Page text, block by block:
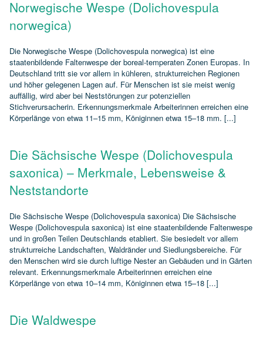
Norwegische Wespe (Dolichovespula
norwegica)
Die Norwegische Wespe (Dolichovespula norwegica) ist eine
staatenbildende Faltenwespe der boreal‑temperaten Zonen Europas. In
Deutschland tritt sie vor allem in kühleren, strukturreichen Regionen
und höher gelegenen Lagen auf. Für Menschen ist sie meist wenig
auffällig, wird aber bei Neststörungen zur potenziellen
Stichverursacherin. Erkennungsmerkmale Arbeiterinnen erreichen eine
Körperlänge von etwa 11–15 mm, Königinnen etwa 15–18 mm. [...]
Die Sächsische Wespe (Dolichovespula
saxonica) – Merkmale, Lebensweise &
Neststandorte
Die Sächsische Wespe (Dolichovespula saxonica) Die Sächsische
Wespe (Dolichovespula saxonica) ist eine staatenbildende Faltenwespe
und in großen Teilen Deutschlands etabliert. Sie besiedelt vor allem
strukturreiche Landschaften, Waldränder und Siedlungsbereiche. Für
den Menschen wird sie durch luftige Nester an Gebäuden und in Gärten
relevant. Erkennungsmerkmale Arbeiterinnen erreichen eine
Körperlänge von etwa 10–14 mm, Königinnen etwa 15–18 [...]
Die Waldwespe